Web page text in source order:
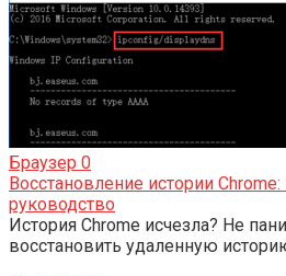
Браузер 0
Восстановление истории
руководство
История Chrome исчезла? Не
восстановить удаленную